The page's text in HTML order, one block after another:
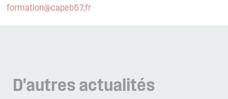
formation@capeb57.fr
D'autres actualités